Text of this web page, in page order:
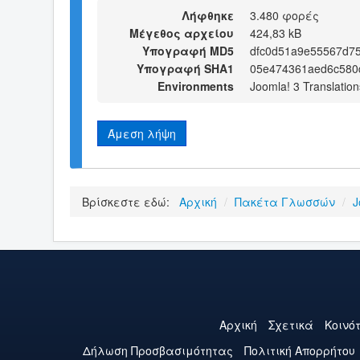
Λήφθηκε
3.480 φορές
Μέγεθος αρχείου
424,83 kB
Υπογραφή MD5
Υπογραφή SHA1
Environments
Joomla! 3
Άμεση λήψη
Βρίσκεστε εδώ: Αρχική / Πακέτα Γλωσσών /
Αρχική Σχετικά
Δήλωση Προσβασιμότητας
Πολιτική Aπορρήτου